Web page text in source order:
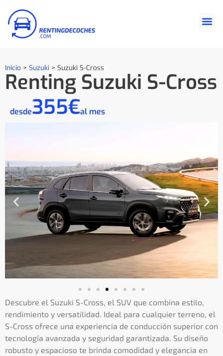
Inicio > Suzuki > Suzuki S-Cross
Renting Suzuki S-Cross
desde355€al mes
Descubre el Suzuki S-Cross, el SUV que combina estilo,
rendimiento y versatilidad. Ideal para cualquier terreno, el
S-Cross ofrece una experiencia de conducción superior con
tecnología avanzada y seguridad garantizada. Su diseño
robusto y espacioso te brinda comodidad y elegancia en